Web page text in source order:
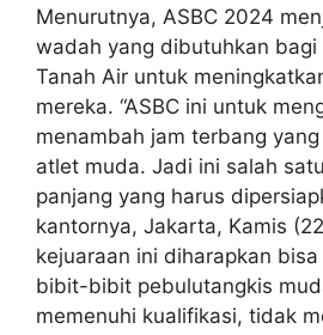
Menurutnya, ASBC 2024
wadah yang dibutuhkan
Tanah Air untuk
mereka. “ASBC ini untuk
menambah jam terbang
atlet muda. Jadi ini salah
panjang yang harus
kantornya, Jakarta, Kamis
kejuaraan ini diharapkan
bibit-bibit pebulutangkis
memenuhi kualifikasi, tidak